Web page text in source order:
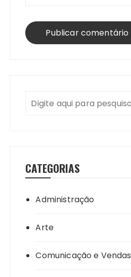
CATEGORIAS
Administração
Arte
Comunicação e Vendas